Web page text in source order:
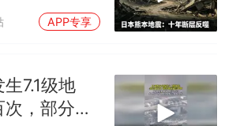
悬了 APP专享
7.1级地
，部分地